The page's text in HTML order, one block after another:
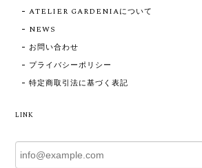
ATELIER GARDENIAについて
NEWS
お問い合わせ
プライバシーポリシー
特定商取引法に基づく表記
LINK